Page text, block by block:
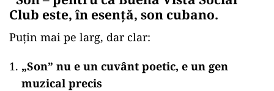
Club este, în esență, son cubano.
Puțin mai pe larg, dar clar:
„Son” nu e un cuvânt poetic, e un gen
muzical precis